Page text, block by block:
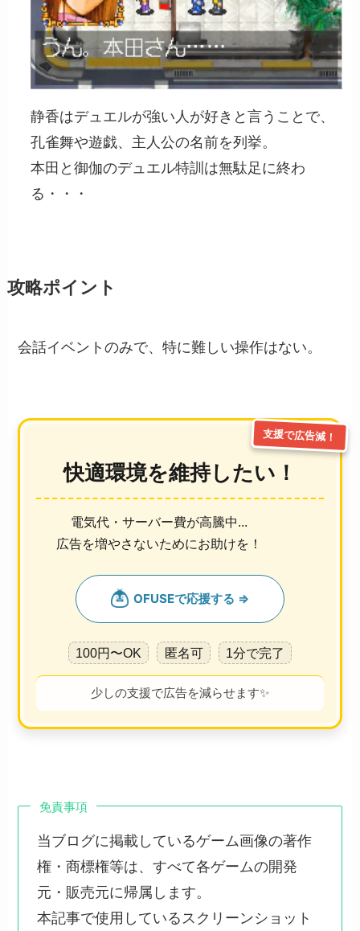
静香はデュエルが強い人が好きと言うことで、
孔雀舞や遊戯、主人公の名前を列挙。
本田と御伽のデュエル特訓は無駄足に終わ
る・・・
攻略ポイント
会話イベントのみで、特に難しい操作はない。
支援で広告減！
快適環境を維持したい！
電気代・サーバー費が高騰中...
広告を増やさないためにお助けを！
100円〜OK 匿名可 1分で完了
少しの支援で広告を減らせます✨
免責事項
当ブログに掲載しているゲーム画像の著作
権・商標権等は、すべて各ゲームの開発
元・販売元に帰属します。
本記事で使用しているスクリーンショット